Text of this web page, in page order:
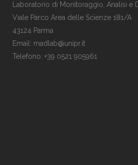
Laboratorio di Monitoraggio, Analisi e
Viale Parco Area delle Scienze 181/A
43124 Parma
Email: madlab@unipr.it
Telefono: +39 0521 905961